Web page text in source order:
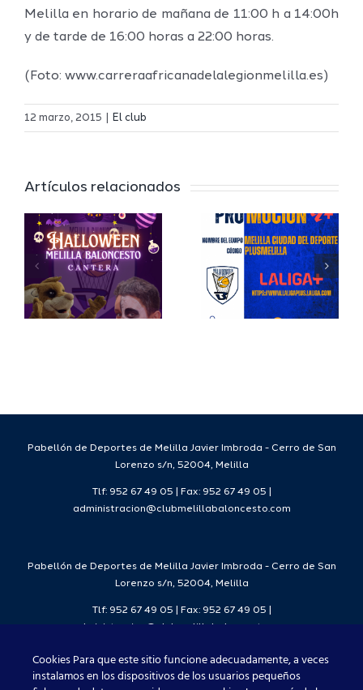
Melilla en horario de mañana de 11:00 h a 14:00h
y de tarde de 16:00 horas a 22:00 horas.
(Foto: www.carreraafricanadelalegionmelilla.es)
12 marzo, 2015 El club
Artículos relacionados
Auday
continua
en la
del Club
Pabellón de Deportes de Melilla Javier Imbroda - Cerro de San
Lorenzo s/n, 52004, Melilla
Tlf: 952 67 49 05 | Fax: 952 67 49 05 |
administracion@clubmelillabaloncesto.com
Pabellón de Deportes de Melilla Javier Imbroda - Cerro de San
Lorenzo s/n, 52004, Melilla
Tlf: 952 67 49 05 | Fax: 952 67 49 05 |
administracion@clubmelillabaloncesto.com
Cookies Para que este sitio funcione adecuadamente, a veces
instalamos en los dispositivos de los usuarios pequeños